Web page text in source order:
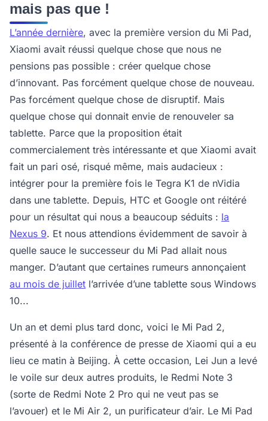
mais pas que !
L’année dernière, avec la première version du Mi Pad,
Xiaomi avait réussi quelque chose que nous ne
pensions pas possible : créer quelque chose
d’innovant. Pas forcément quelque chose de nouveau.
Pas forcément quelque chose de disruptif. Mais
quelque chose qui donnait envie de renouveler sa
tablette. Parce que la proposition était
commercialement très intéressante et que Xiaomi avait
fait un pari osé, risqué même, mais audacieux :
intégrer pour la première fois le Tegra K1 de nVidia
dans une tablette. Depuis, HTC et Google ont réitéré
pour un résultat qui nous a beaucoup séduits : la
Nexus 9. Et nous attendions évidemment de savoir à
quelle sauce le successeur du Mi Pad allait nous
manger. D’autant que certaines rumeurs annonçaient
au mois de juillet l’arrivée d’une tablette sous Windows
10...
Un an et demi plus tard donc, voici le Mi Pad 2,
présenté à la conférence de presse de Xiaomi qui a eu
lieu ce matin à Beijing. À cette occasion, Lei Jun a levé
le voile sur deux autres produits, le Redmi Note 3
(sorte de Redmi Note 2 Pro qui ne veut pas se
l’avouer) et le Mi Air 2, un purificateur d’air. Le Mi Pad